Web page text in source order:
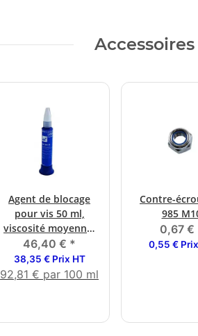
Agent de blocage
pour vis 50 ml,
viscosité moyenne,
haute résistance
46,40 € *
38,35 € Prix HT
92,81 € par 100 ml
Contre-
985
0,67 €
0,55 €